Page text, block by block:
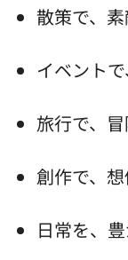
散策で、素
イベント
旅行で、冒
創作で、想
日常を、